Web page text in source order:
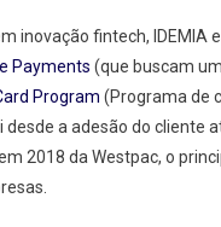
inovação fintech,
Payments (que buscam
Program (Programa de
a adesão do cliente
2018 da Westpac, o